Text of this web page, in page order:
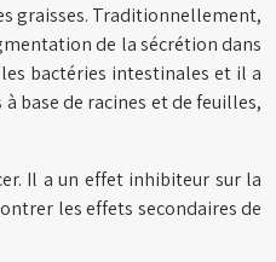
graisses. Traditionnellement,
de la sécrétion dans
bactéries intestinales et il a
base de racines et de feuilles,
Il a un effet inhibiteur sur la
les effets secondaires de